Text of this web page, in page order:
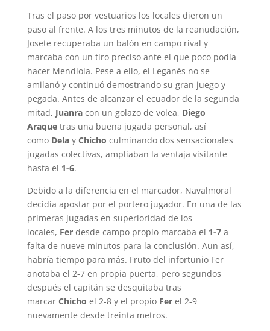
Tras el paso por vestuarios los locales dieron un
paso al frente. A los tres minutos de la reanudación,
Josete recuperaba un balón en campo rival y
marcaba con un tiro preciso ante el que poco podía
hacer Mendiola. Pese a ello, el Leganés no se
amilanó y continuó demostrando su gran juego y
pegada. Antes de alcanzar el ecuador de la segunda
mitad, Juanracon un golazo de volea, Diego
Araquetras una buena jugada personal, así
comoDelay Chicho culminando dos sensacionales
jugadas colectivas, ampliaban la ventaja visitante
hasta el 1-6.
Debido a la diferencia en el marcador, Navalmoral
decidía apostar por el portero jugador. En una de las
primeras jugadas en superioridad de los
locales, Ferdesde campo propio marcaba el 1-7a
falta de nueve minutos para la conclusión. Aun así,
habría tiempo para más. Fruto del infortunio Fer
anotaba el 2-7 en propia puerta, pero segundos
después el capitán se desquitaba tras
marcar Chicho el 2-8 y el propio Ferel 2-9
nuevamente desde treinta metros.